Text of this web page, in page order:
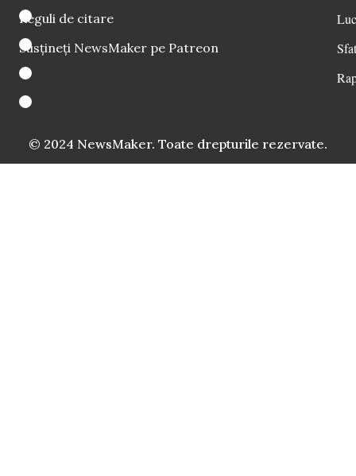
Reguli de citare
Susțineți NewsMaker pe Patreon
© 2024 NewsMaker. Toate drepturile rezervate.